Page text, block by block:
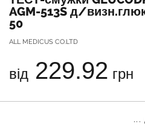
AGM-513S д/
50
ALL MEDICUS CO.LTD
від 229.92 грн
...